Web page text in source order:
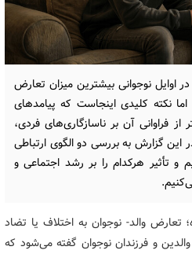
اوایل نوجوانی بیشترین میزان تعارض
نکته کلیدی اینجاست که پیامدهای
فراوانی آن بر ناسازگاری‌های فردی،
این گزارش به بررسی دو الگوی ارتباطی
و تأثیر هرکدام را بر رشد اجتماعی و
تعارض والد- نوجوان به اختلاف یا تضاد
و فرزندان نوجوان گفته می‌شود که